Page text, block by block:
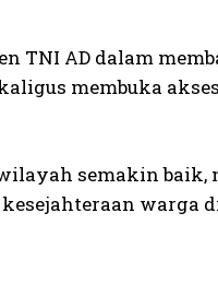
TNI AD dalam
membuka
semakin baik,
warga